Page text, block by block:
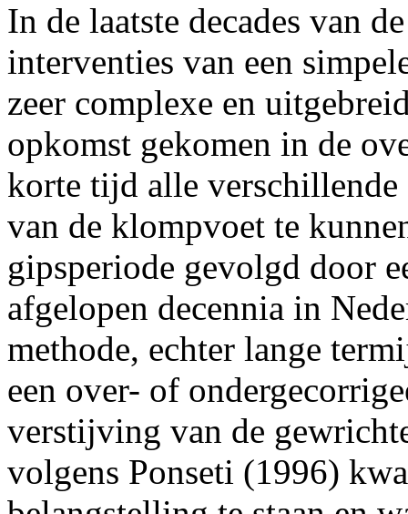
In de laatste decades van
interventies van een
zeer complexe en
opkomst gekomen in de
korte tijd alle verschillende
van de klompvoet te
gipsperiode gevolgd door
afgelopen decennia in
methode, echter lange
een over- of
verstijving van de
volgens Ponseti (1996)